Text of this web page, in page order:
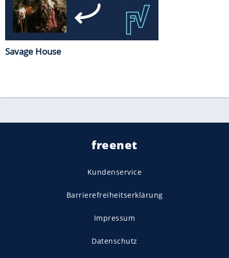
Savage House
freenet
Kundenservice
Barrierefreiheitserklärung
Impressum
Datenschutz